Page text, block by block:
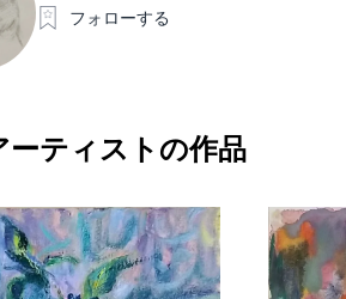
フォローする
ーティストの作品